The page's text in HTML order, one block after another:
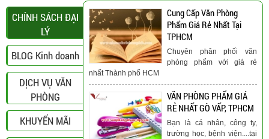
CHÍNH SÁCH ĐẠI
LÝ
BLOG Kinh doanh
DỊCH VỤ VĂN
PHÒNG
KHUYẾN MÃI
Cung Cấp Văn Phòng
Phẩm Giá Rẻ Nhất Tại
TPHCM
Chuyên phân phối văn
phòng phẩm với giá rẻ
nhất Thành phố HCM
VĂN PHÒNG PHẨM GIÁ
RẺ NHẤT GÒ VẤP, TPHCM
Bạn là cá nhân, công ty,
trường học, bệnh viện....tại